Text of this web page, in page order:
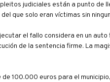
judiciales están a punto de
que solo eran víctimas sin
el fallo considera en un
de la sentencia firme. La
de 100.000 euros para el